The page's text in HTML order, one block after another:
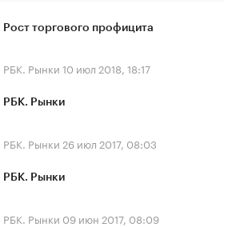
Рост торгового профицита
РБК. Рынки 10 июл 2018, 18:17
РБК. Рынки
РБК. Рынки 26 июл 2017, 08:03
РБК. Рынки
РБК. Рынки 09 июн 2017, 08:09